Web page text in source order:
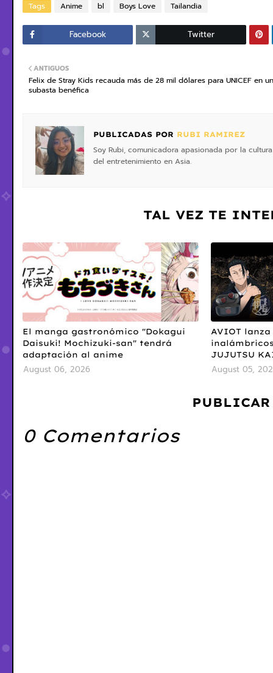
Tags Anime bl Boys Love Tailandia
Facebook Twitter
ANTIGUOS
Felix de Stray Kids recauda más de 28 mil dólares para UNICEF en
subasta benéfica
PUBLICADAS POR RUBI RAMIREZ
Soy Rubi, comunicadora apasionada por la
del entretenimiento en Asia.
TAL VEZ TE
El manga gastronómico "Dokagui
Daisuki! Mochizuki-san" tendrá
adaptación al anime
August 06, 2026
AVIOT
JUJUTSU
August 05,
0 Comentarios